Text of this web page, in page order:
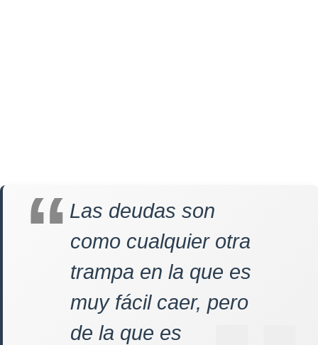
Las deudas son
como cualquier otra
trampa en la que es
muy fácil caer, pero
de la que es